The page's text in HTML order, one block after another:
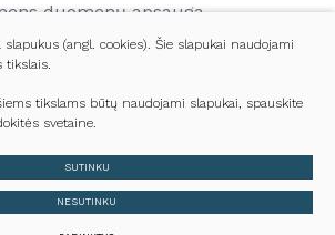
duomenų apsauga
ataskaitų rinkiniai
Darbo užmokestis
Kontaktai
Visos teisės saugomos
Slapukų parinktys
Duomenų apsauga
(angl. cookies). Šie slapukai naudojami
tikslais.
tikslams būtų naudojami slapukai, spauskite
svetaine.
SUTINKU
NESUTINKU